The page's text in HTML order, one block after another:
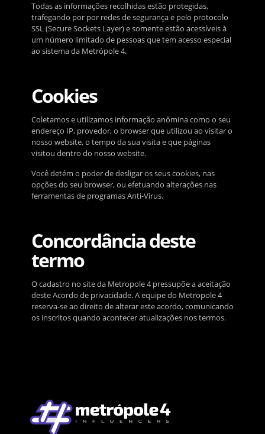
Todas as informações recolhidas estão protegidas,
trafegando por por redes de segurança e pelo protocolo
SSL (Secure Sockets Layer) e somente estão acessíveis à
um número limitado de pessoas que tem acesso especial
ao sistema da Metrópole 4.
Cookies
Coletamos e utilizamos informação anômina como o seu
endereço IP, provedor, o browser que utilizou ao visitar o
nosso website, o tempo da sua visita e que páginas
visitou dentro do nosso website.
Você detém o poder de desligar os seus cookies, nas
opções do seu browser, ou efetuando alterações nas
ferramentas de programas Anti-Virus.
Concordância deste
termo
O cadastro no site da Metropole 4 pressupõe a aceitação
deste Acordo de privacidade. A equipe do Metropole 4
reserva-se ao direito de alterar este acordo, comunicando
os inscritos quando acontecer atualizações nos termos.